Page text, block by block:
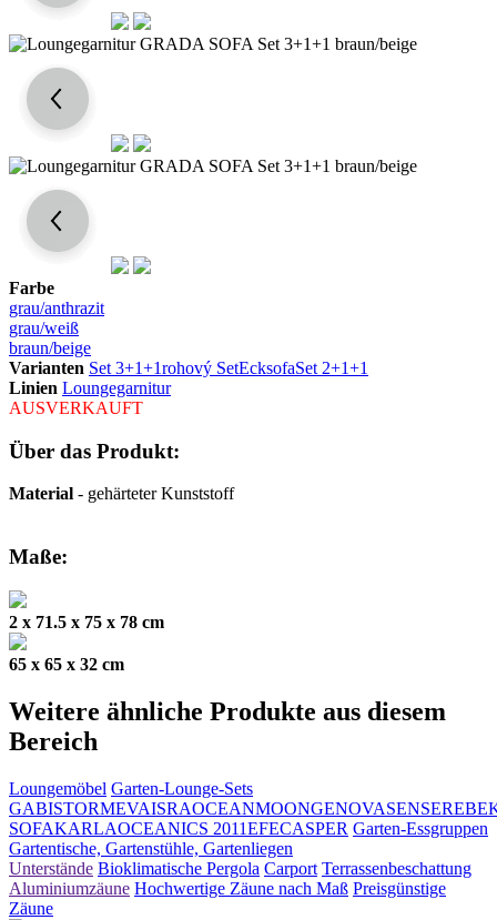
Farbe
grau/anthrazit
grau/weiß
braun/beige
Varianten Set 3+1+1rohový SetEcksofaSet 2+1+1
Linien Loungegarnitur
AUSVERKAUFT
Über das Produkt:
Material - gehärteter Kunststoff
Maße:
2 x 71.5 x 75 x 78 cm
65 x 65 x 32 cm
Weitere ähnliche Produkte aus diesem
Bereich
Loungemöbel Garten-Lounge-Sets
GABISTORMEVAISRAOCEANMOONGENOVASENSE
SOFAKARLAOCEANICS 2011EFECASPER Garten-Essgruppen
Gartentische, Gartenstühle, Gartenliegen
Unterstände Bioklimatische Pergola Carport Terrassenbeschattung
Aluminiumzäune Hochwertige Zäune nach Maß Preisgünstige
Zäune